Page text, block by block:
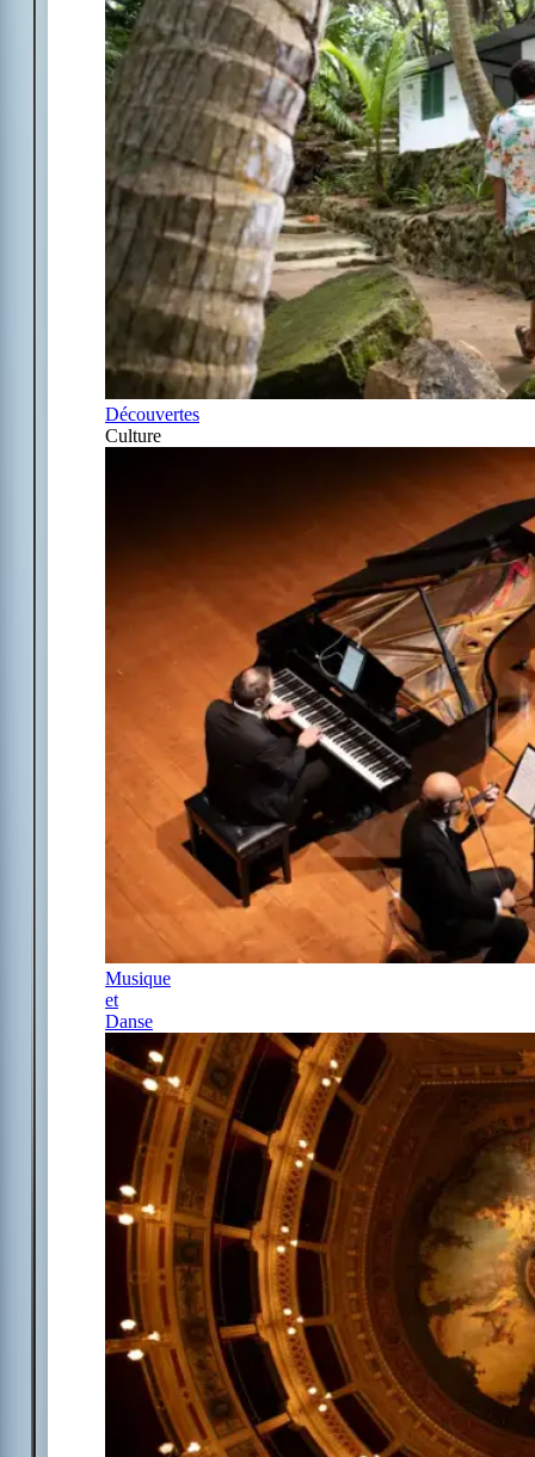
Découvertes
Culture
Musique
et
Danse